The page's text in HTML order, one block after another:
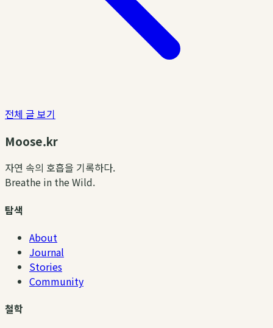
전체 글 보기
Moose.kr
자연 속의 호흡을 기록하다.
Breathe in the Wild.
탐색
About
Journal
Stories
Community
철학